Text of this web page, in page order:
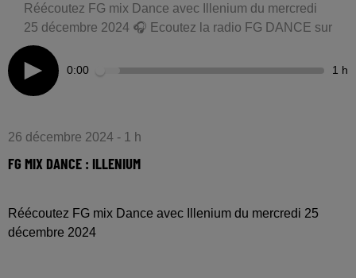
Réécoutez FG mix Dance avec Illenium du mercredi
25 décembre 2024 🎧 Ecoutez la radio FG DANCE sur
0:00 1 h
26 décembre 2024 - 1 h
FG MIX DANCE : ILLENIUM
Réécoutez FG mix Dance avec Illenium du mercredi 25
décembre 2024